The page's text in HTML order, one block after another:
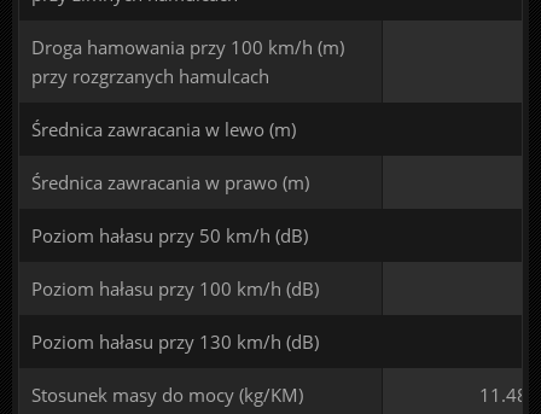
Droga hamowania przy 100 km/h (m)
przy rozgrzanych hamulcach
Średnica zawracania w lewo (m)
Średnica zawracania w prawo (m)
Poziom hałasu przy 50 km/h (dB)
Poziom hałasu przy 100 km/h (dB)
Poziom hałasu przy 130 km/h (dB)
Stosunek masy do mocy (kg/KM) 11.48